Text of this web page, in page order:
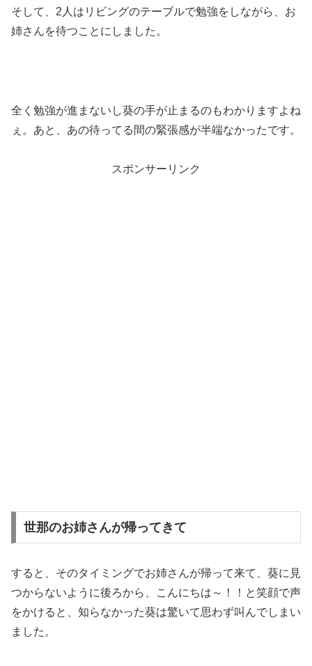
そして、2人はリビングのテーブルで勉強をしながら、お
姉さんを待つことにしました。
全く勉強が進まないし葵の手が止まるのもわかりますよね
ぇ。あと、あの待ってる間の緊張感が半端なかったです。
スポンサーリンク
世那のお姉さんが帰ってきて
すると、そのタイミングでお姉さんが帰って来て、葵に見
つからないように後ろから、こんにちは～！！と笑顔で声
をかけると、知らなかった葵は驚いて思わず叫んでしまい
ました。